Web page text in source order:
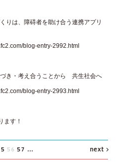
りは、障碍者を助け合う連携アプリ
blog-entry-2992.html
き・考え合うことから 共生社会へ
blog-entry-2993.html
ます！
56 57 ... next